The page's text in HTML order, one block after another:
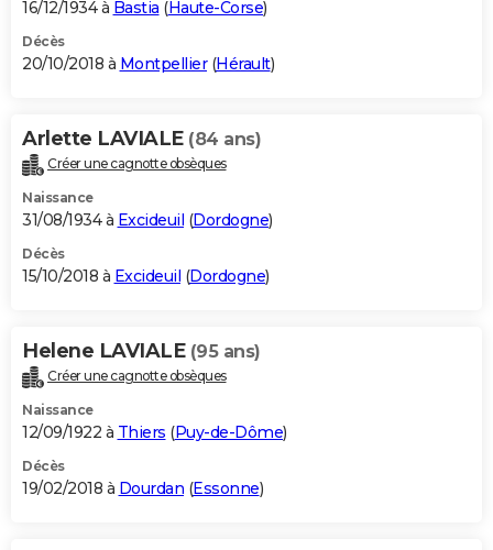
16/12/1934 à Bastia (Haute-Corse)
Décès
20/10/2018 à Montpellier(Hérault)
Arlette LAVIALE (84 ans)
Créer une cagnotte obsèques
Naissance
31/08/1934 à Excideuil (Dordogne)
Décès
15/10/2018 à Excideuil (Dordogne)
Helene LAVIALE (95 ans)
Créer une cagnotte obsèques
Naissance
12/09/1922 à Thiers (Puy-de-Dôme)
Décès
19/02/2018 à Dourdan (Essonne)